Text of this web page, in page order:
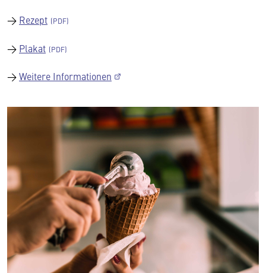
→ Rezept
→ Plakat
→Weitere Informationen